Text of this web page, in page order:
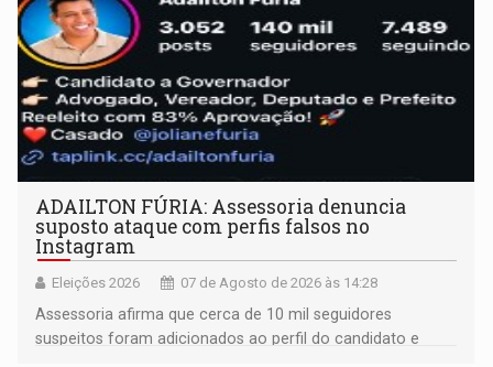
ADAILTON FÚRIA: Assessoria denuncia
suposto ataque com perfis falsos no
Instagram
Eleições 2026 07 de Agosto de 2026 às 14:28
Assessoria afirma que cerca de 10 mil seguidores
suspeitos foram adicionados ao perfil do candidato e